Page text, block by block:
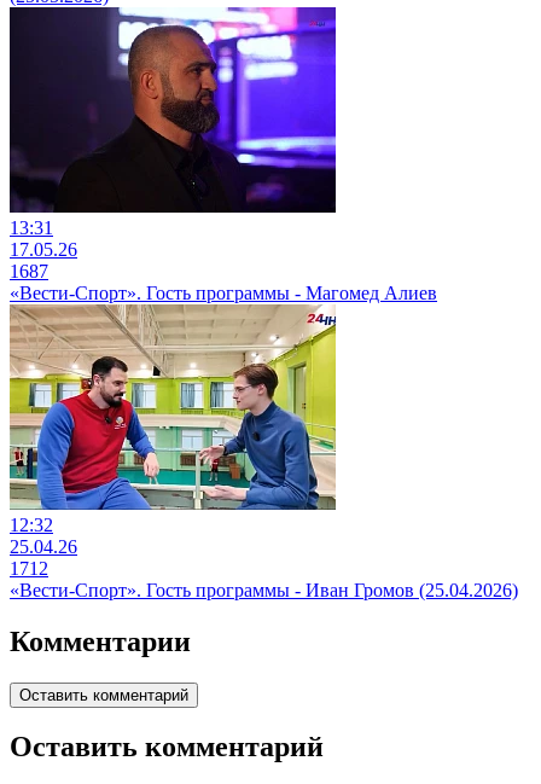
13:31
17.05.26
1687
«Вести-Спорт». Гость программы - Магомед Алиев
12:32
25.04.26
1712
«Вести-Спорт». Гость программы - Иван Громов (25.04.2026)
Комментарии
Оставить комментарий
Оставить комментарий